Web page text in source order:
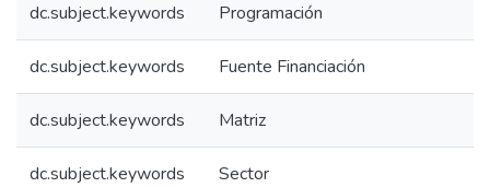
dc.subject.keywords Programación
dc.subject.keywords Fuente Financiación
dc.subject.keywords Matriz
dc.subject.keywords Sector